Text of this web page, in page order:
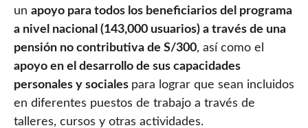
un apoyo para todos los beneficiarios del programa
a nivel nacional (143,000 usuarios) a través de una
pensión no contributiva de S/300, así como el
apoyo en el desarrollo de sus capacidades
personales y sociales para lograr que sean incluidos
en diferentes puestos de trabajo a través de
talleres, cursos y otras actividades.